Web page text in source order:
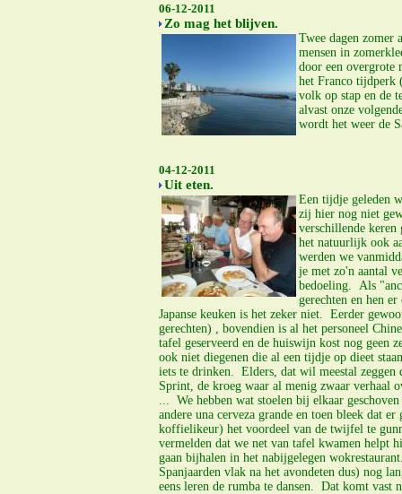
06-12-2011
Zo mag het blijven.
Twee dagen zomer
mensen in
door een overgrote
het Franco tijdperk
volk op stap en de
alvast onze
wordt het weer de
04-12-2011
Uit eten.
Een tijdje geleden
zij hier nog niet
verschillende keren
het natuurlijk ook
werden we
je met zo'n aantal
bedoeling. Als
gerechten en hen
Japanse keuken is het zeker niet. Eerder
gerechten) , bovendien is al het personeel
tafel geserveerd en de huiswijn kost nog geen
ook niet diegenen die al een tijdje op dieet
iets te drinken. Elders, dat wil meestal
Sprint, de kroeg waar al menig zwaar verhaal
... We hebben wat stoelen bij elkaar
andere una cerveza grande en toen bleek dat
koffielikeur) het voordeel van de twijfel te
vermelden dat we net van tafel kwamen helpt
gaan bijhalen in het nabijgelegen
Spanjaarden vlak na het avondeten dus) nog
eens leren de rumba te dansen. Dat komt vast